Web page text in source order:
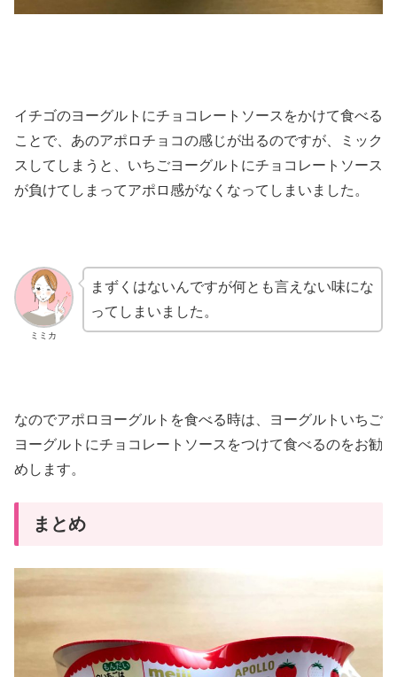
イチゴのヨーグルトにチョコレートソースをかけて食べる
ことで、あのアポロチョコの感じが出るのですが、ミック
スしてしまうと、いちごヨーグルトにチョコレートソース
が負けてしまってアポロ感がなくなってしまいました。
ミミカ
まずくはないんですが何とも言えない味にな
ってしまいました。
なのでアポロヨーグルトを食べる時は、ヨーグルトいちご
ヨーグルトにチョコレートソースをつけて食べるのをお勧
めします。
まとめ